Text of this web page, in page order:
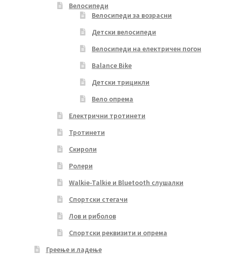
Велосипеди
Велосипеди за возрасни
Детски велосипеди
Велосипеди на електричен погон
Balance Bike
Детски трицикли
Вело опрема
Електрични тротинети
Тротинети
Скироли
Ролери
Walkie-Talkie и Bluetooth слушалки
Спортски стегачи
Лов и риболов
Спортски реквизити и опрема
Греење и ладење